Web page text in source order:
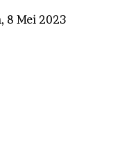
8 Mei 2023